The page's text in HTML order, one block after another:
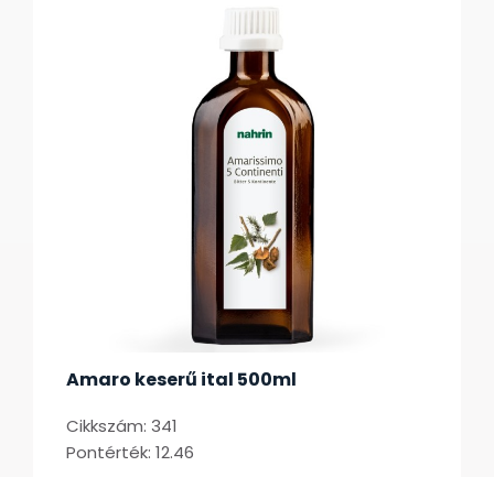
Amaro keserű ital 500ml
Cikkszám: 341
Pontérték: 12.46